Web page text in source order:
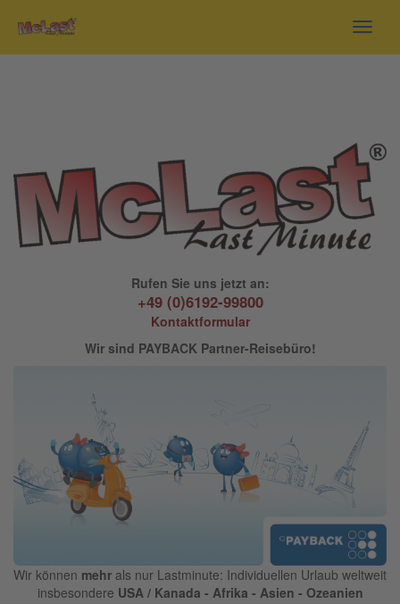
Rufen Sie uns jetzt an:
+49 (0)6192-99800
Kontaktformular
Wir sind PAYBACK Partner-Reisebüro!
Wir können mehr als nur Lastminute: Individuellen Urlaub weltweit
insbesondere USA / Kanada - Afrika - Asien - Ozeanien